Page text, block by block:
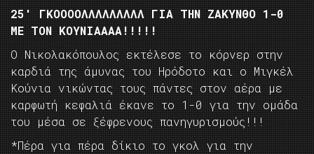
25′ ΓΚΟΟΟΟΛΛΛΛΛΛΛΛΛ ΓΙΑ ΤΗΝ ΖΑΚΥΝΘΟ 1-0
ΜΕ ΤΟΝ ΚΟΥΝΙΑΑΑΑ!!!!!
Ο Νικολακόπουλος εκτέλεσε το κόρνερ στην
καρδιά της άμυνας του Ηρόδοτο και ο Μιγκέλ
Κούνια νικώντας τους πάντες στον αέρα με
καρφωτή κεφαλιά έκανε το 1-0 για την ομάδα
του μέσα σε ξέφρενους πανηγυρισμούς!!!
*Πέρα για πέρα δίκιο το γκολ για την